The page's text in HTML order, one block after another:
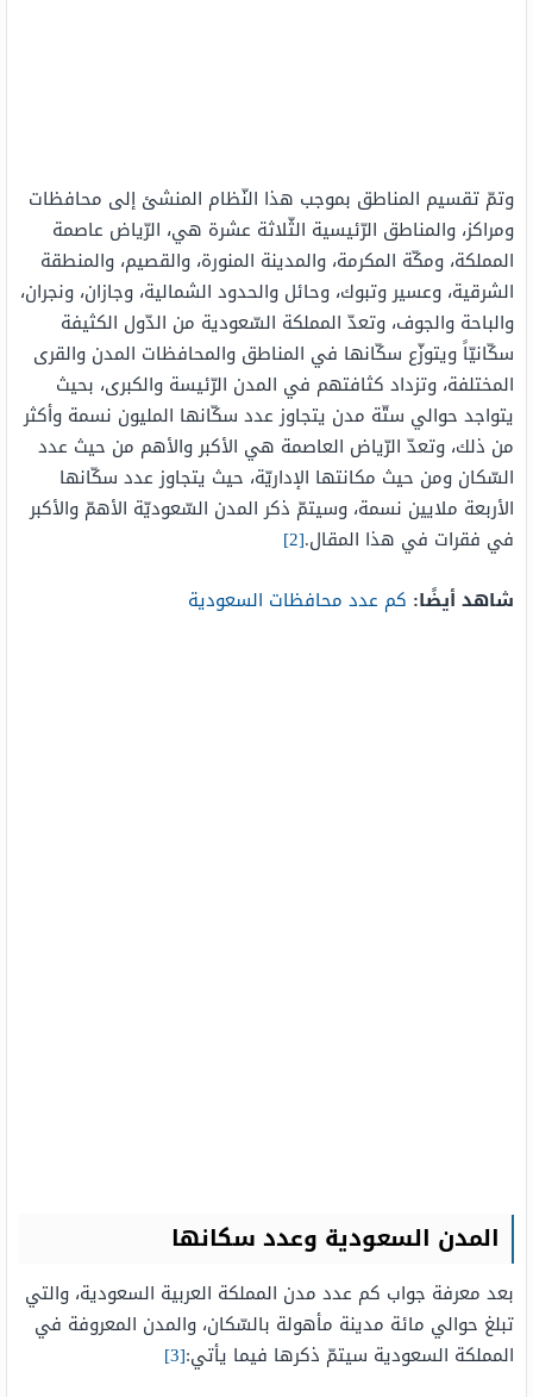
وتمّ تقسيم المناطق بموجب هذا النّظام المنشئ إلى محافظات
ومراكز، والمناطق الرّئيسية الثّلاثة عشرة هي، الرّياض عاصمة
المملكة، ومكّة المكرمة، والمدينة المنورة، والقصيم، والمنطقة
الشرقية، وعسير وتبوك، وحائل والحدود الشمالية، وجازان، ونجران،
والباحة والجوف، وتعدّ المملكة السّعودية من الدّول الكثيفة
سكّانيّاً ويتوزّع سكّانها في المناطق والمحافظات المدن والقرى
المختلفة، وتزداد كثافتهم في المدن الرّئيسة والكبرى، بحيث
يتواجد حوالي ستّة مدن يتجاوز عدد سكّانها المليون نسمة وأكثر
من ذلك، وتعدّ الرّياض العاصمة هي الأكبر والأهم من حيث عدد
السّكان ومن حيث مكانتها الإداريّة، حيث يتجاوز عدد سكّانها
الأربعة ملايين نسمة، وسيتمّ ذكر المدن السّعوديّة الأهمّ والأكبر
في فقرات في هذا المقال.[2]
شاهد أيضًا: كم عدد محافظات السعودية
المدن السعودية وعدد سكانها
بعد معرفة جواب كم عدد مدن المملكة العربية السعودية، والتي
تبلغ حوالي مائة مدينة مأهولة بالسّكان، والمدن المعروفة في
المملكة السعودية سيتمّ ذكرها فيما يأتي:[3]